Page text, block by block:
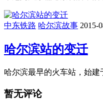
中东铁路 哈尔滨故事 2015-
哈尔滨站的变迁
哈尔滨最早的火车站，始
暂无评论